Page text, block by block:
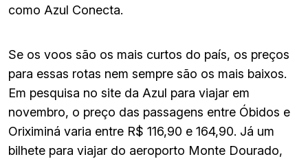
como Azul Conecta.
Se os voos são os mais curtos do país, os preços
para essas rotas nem sempre são os mais baixos.
Em pesquisa no site da Azul para viajar em
novembro, o preço das passagens entre Óbidos e
Oriximiná varia entre R$ 116,90 e 164,90. Já um
bilhete para viajar do aeroporto Monte Dourado,